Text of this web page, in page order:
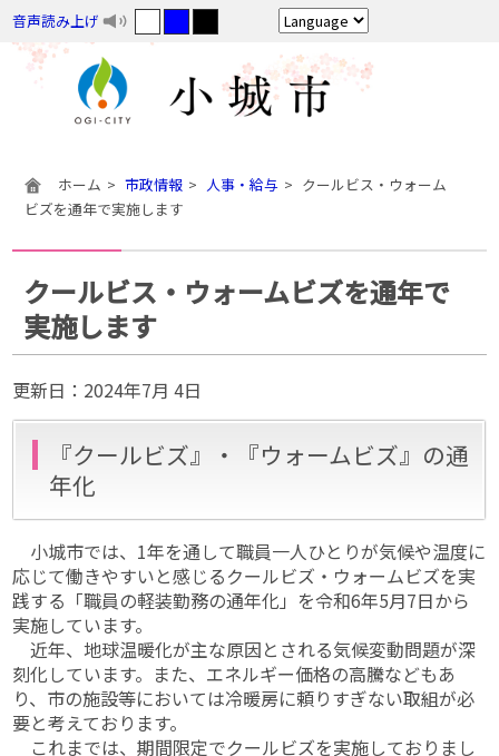
音声読み上げ
ホーム 市政情報 人事・給与
クールビス・ウォーム
ビズを通年で実施します
クールビス・ウォームビズを通年で
実施します
更新日： 2024年7月 4日
『クールビズ』・『ウォームビズ』の通
年化
小城市では、1年を通して職員一人ひとりが気候や温度に
応じて働きやすいと感じるクールビズ・ウォームビズを実
践する「職員の軽装勤務の通年化」を令和6年5月7日から
実施しています。
近年、地球温暖化が主な原因とされる気候変動問題が深
刻化しています。また、エネルギー価格の高騰などもあ
り、市の施設等においては冷暖房に頼りすぎない取組が必
要と考えております。
これまでは、期間限定でクールビズを実施しておりまし